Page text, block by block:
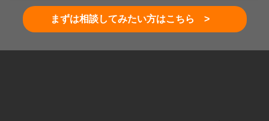
まずは相談してみたい方はこちら >